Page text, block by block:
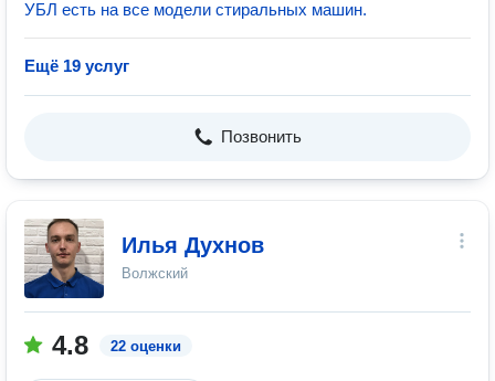
УБЛ есть на все модели стиральных машин.
Ещё 19 услуг
Позвонить
Илья Духнов
Волжский
4.8 22 оценки